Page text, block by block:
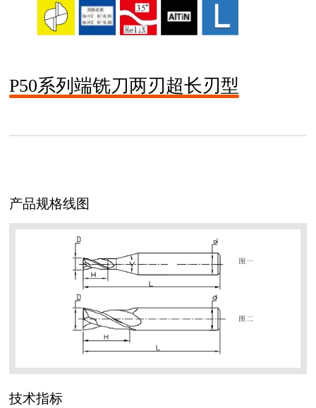
P50系列端铣刀两刃超长刃型
产品规格线图
技术指标